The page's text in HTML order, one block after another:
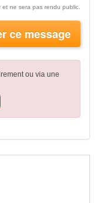
ne sera pas rendu public.
ce message
ou via une